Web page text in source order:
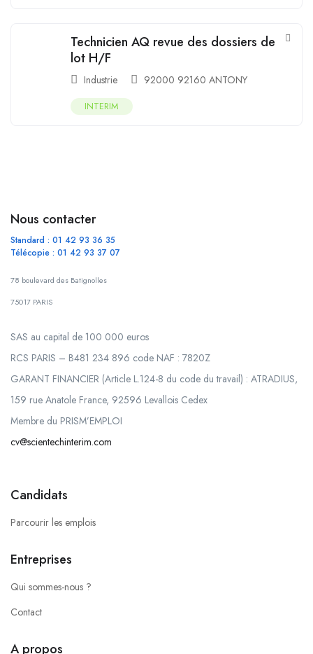
Technicien AQ revue des dossiers de
lot H/F
Industrie 92000 92160 ANTONY
INTERIM
Nous contacter
Standard : 01 42 93 36 35
Télécopie : 01 42 93 37 07
78 boulevard des Batignolles
75017 PARIS
SAS au capital de 100 000 euros
RCS PARIS – B481 234 896 code NAF : 7820Z
GARANT FINANCIER (Article L.124-8 du code du travail) : ATRADIUS,
159 rue Anatole France, 92596 Levallois Cedex
Membre du PRISM’EMPLOI
cv@scientechinterim.com
Candidats
Parcourir les emplois
Entreprises
Qui sommes-nous ?
Contact
A propos